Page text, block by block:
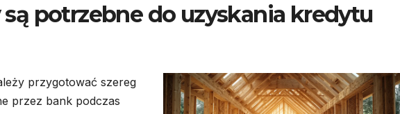
potrzebne do uzyskania kredytu
przygotować szereg
przez bank podczas